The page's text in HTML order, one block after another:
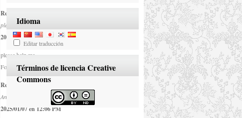
Responder
please dice:
2025/01/07 en 12:09 PM
please help me
Fortigate 100E v6.4.9 please
Responder
Anónimo
2025/01/07 en 12:06 PM
Idioma
Editar traducción
Términos de licencia Creative
Commons